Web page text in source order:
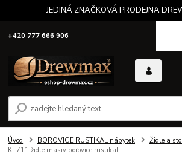
JEDINÁ ZNAČKOVÁ PRODEJNA
+420 777 666 906
Úvod BOROVICE RUSTIKAL nábytek Židle a
KT711 židle masiv borovice rustikal